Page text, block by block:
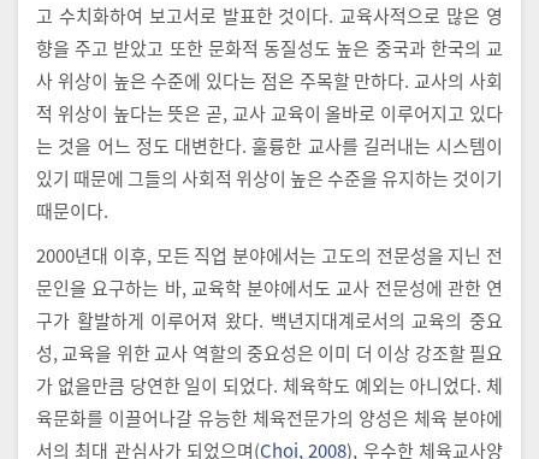
고 수치화하여 보고서로 발표한 것이다. 교육사적으로 많은 영
향을 주고 받았고 또한 문화적 동질성도 높은 중국과 한국의 교
사 위상이 높은 수준에 있다는 점은 주목할 만하다. 교사의 사회
적 위상이 높다는 뜻은 곧, 교사 교육이 올바로 이루어지고 있다
는 것을 어느 정도 대변한다. 훌륭한 교사를 길러내는 시스템이
있기 때문에 그들의 사회적 위상이 높은 수준을 유지하는 것이기
때문이다.
2000년대 이후, 모든 직업 분야에서는 고도의 전문성을 지닌 전
문인을 요구하는 바, 교육학 분야에서도 교사 전문성에 관한 연
구가 활발하게 이루어져 왔다. 백년지대계로서의 교육의 중요
성, 교육을 위한 교사 역할의 중요성은 이미 더 이상 강조할 필요
가 없을만큼 당연한 일이 되었다. 체육학도 예외는 아니었다. 체
육문화를 이끌어나갈 유능한 체육전문가의 양성은 체육 분야에
서의 최대 관심사가 되었으며(Choi, 2008), 우수한 체육교사양